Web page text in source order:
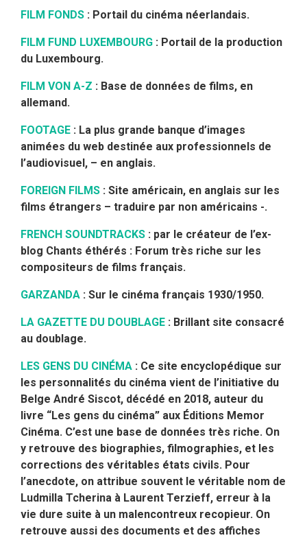
FILM FONDS : Portail du cinéma néerlandais.
FILM FUND LUXEMBOURG : Portail de la production
du Luxembourg.
FILM VON A-Z : Base de données de films, en
allemand.
FOOTAGE : La plus grande banque d’images
animées du web destinée aux professionnels de
l’audiovisuel, – en anglais.
FOREIGN FILMS : Site américain, en anglais sur les
films étrangers – traduire par non américains -.
FRENCH SOUNDTRACKS : par le créateur de l’ex-
blog Chants éthérés : Forum très riche sur les
compositeurs de films français.
GARZANDA : Sur le cinéma français 1930/1950.
LA GAZETTE DU DOUBLAGE : Brillant site consacré
au doublage.
LES GENS DU CINÉMA : Ce site encyclopédique sur
les personnalités du cinéma vient de l’initiative du
Belge André Siscot, décédé en 2018, auteur du
livre “Les gens du cinéma” aux Éditions Memor
Cinéma. C’est une base de données très riche. On
y retrouve des biographies, filmographies, et les
corrections des véritables états civils. Pour
l’anecdote, on attribue souvent le véritable nom de
Ludmilla Tcherina à Laurent Terzieff, erreur à la
vie dure suite à un malencontreux recopieur. On
retrouve aussi des documents et des affiches